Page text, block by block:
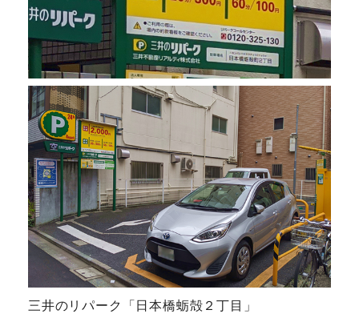
三井のリパーク「日本橋蛎殻２丁目」